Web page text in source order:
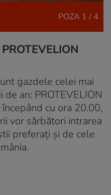
POZA 1 / 4
gazdele celei mai
an: PROTEVELION
cu ora 20.00,
vor sărbători intrarea
preferați și de cele